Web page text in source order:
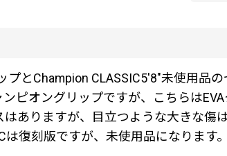
とChampion CLASSIC5'8"未使用品の
ピオングリップですが、こちらはEVA
ありますが、目立つような大きな傷は
は復刻版ですが、未使用品になります。